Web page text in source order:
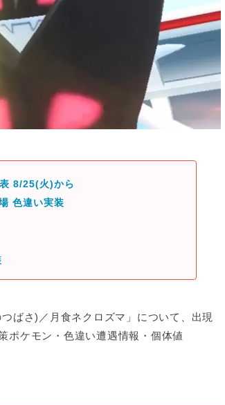
8/25(火)から
色違い実装
ばさ)／月食ネクロズマ」 について、出現
ポケモン・色違い遭遇情報・個体値